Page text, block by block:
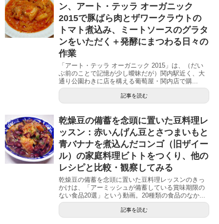
ン、アート・テッラ オーガニック
2015で豚ばら肉とザワークラウトの
トマト煮込み、ミートソースのグラタ
ンをいただく＋発酵にまつわる日々の
作業
「アート・テッラ オーガニック 2015」は、（だい
ぶ前のことで記憶が少し曖昧だが）関内駅近く、大
通り公園わきに店を構える葡萄屋・関内店で購...
記事を読む
乾燥豆の備蓄を念頭に置いた豆料理レ
ッスン：赤いんげん豆とさつまいもと
青バナナを煮込んだコンゴ（旧ザイー
ル）の家庭料理ビトトをつくり、他の
レシピと比較・観察してみる
乾燥豆の備蓄を念頭に置いた豆料理レッスンのきっ
かけは、「アーミッシュが備蓄している賞味期限の
ない食品20選」という動画。20種類の食品のなか...
記事を読む